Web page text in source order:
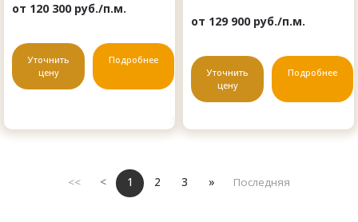
от 120 300 руб./п.м.
Уточнить
цену
Подробнее
от 129 900 руб./п.м.
Уточнить
цену
Подробнее
<< < 1 2 3 » Последняя